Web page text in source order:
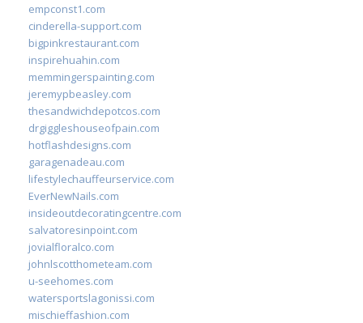
empconst1.com
cinderella-support.com
bigpinkrestaurant.com
inspirehuahin.com
memmingerspainting.com
jeremypbeasley.com
thesandwichdepotcos.com
drgiggleshouseofpain.com
hotflashdesigns.com
garagenadeau.com
lifestylechauffeurservice.com
EverNewNails.com
insideoutdecoratingcentre.com
salvatoresinpoint.com
jovialfloralco.com
johnlscotthometeam.com
u-seehomes.com
watersportslagonissi.com
mischieffashion.com